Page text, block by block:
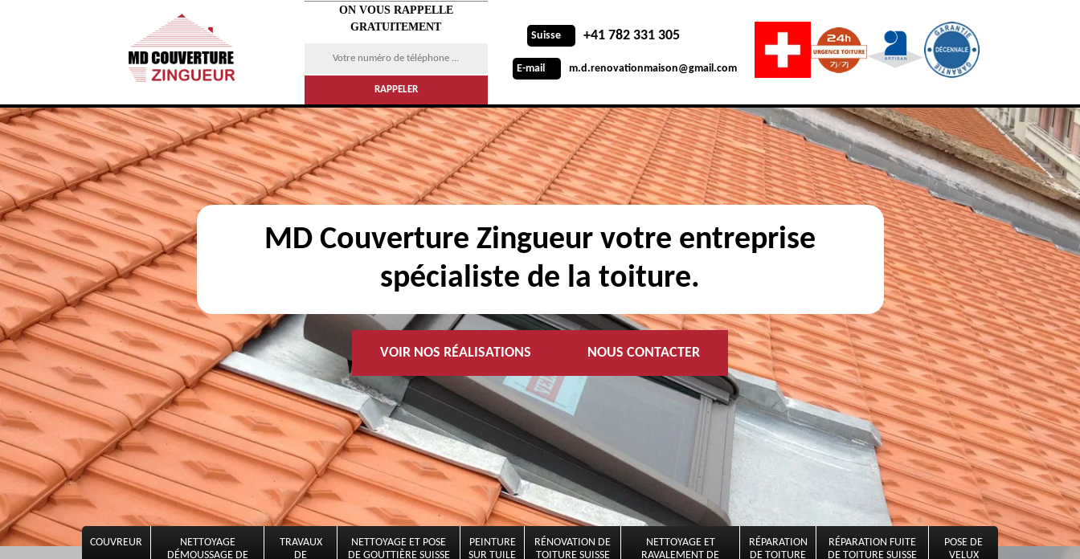
ON VOUS RAPPELLE
GRATUITEMENT
Suisse +41 782 331 305
E-mail m.d.renovationmaison@gmail.com
MD Couverture Zingueur votre entreprise
spécialiste de la toiture.
VOIR NOS RÉALISATIONS NOUS CONTACTER
COUVREUR
NETTOYAGE
DÉMOUSSAGE DE
TRAVAUX
DE
NETTOYAGE ET POSE
DE GOUTTIÈRE SUISSE
PEINTURE
SUR TUILE
RÉNOVATION DE
TOITURE SUISSE
NETTOYAGE ET
RAVALEMENT DE
RÉPARATION
DE TOITURE
RÉPARATION FUITE
DE TOITURE SUISSE
POSE DE
VELUX